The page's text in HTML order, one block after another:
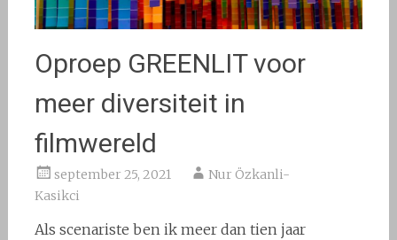
Oproep GREENLIT voor
meer diversiteit in
filmwereld
september 25, 2021
Nur Özkanli-
Kasikci
Als scenariste ben ik meer dan tien jaar